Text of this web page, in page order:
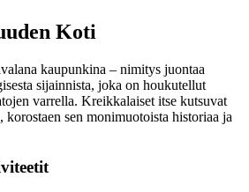
Koti
kaupunkina – nimitys juontaa
sijainnista, joka on houkutellut
varrella. Kreikkalaiset itse kutsuvat
sen monimuotoista historiaa ja